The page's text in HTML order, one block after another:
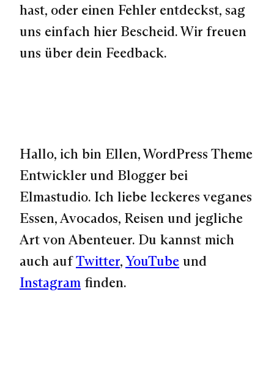
hast, oder einen Fehler entdeckst, sag
uns einfach hier Bescheid. Wir freuen
uns über dein Feedback.
Hallo, ich bin Ellen, WordPress Theme
Entwickler und Blogger bei
Elmastudio. Ich liebe leckeres veganes
Essen, Avocados, Reisen und jegliche
Art von Abenteuer. Du kannst mich
auch aufTwitter,YouTube und
Instagram finden.